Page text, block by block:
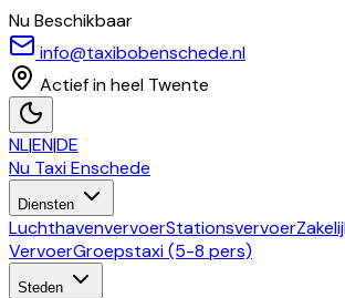
Nu Beschikbaar
info@taxibobenschede.nl
Actief in heel Twente
NL|EN|DE
Nu TaxiEnschede
Diensten
LuchthavenvervoerStationsvervoer
VervoerGroepstaxi (5-8 pers)
Steden